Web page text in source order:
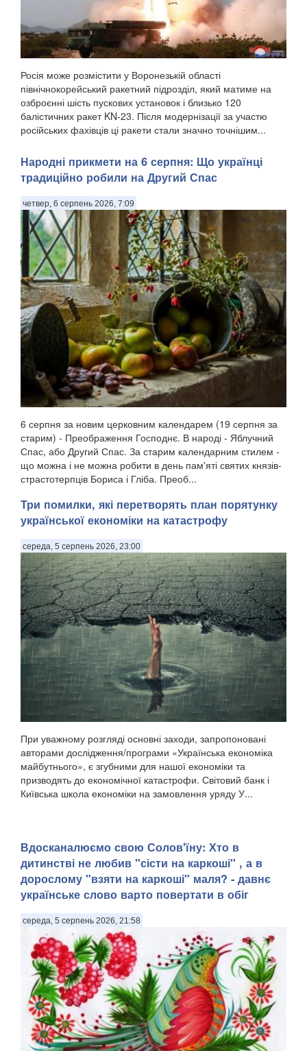
Росія може розмістити у Воронезькій області
північнокорейський ракетний підрозділ, який матиме на
озброєнні шість пускових установок і близько 120
балістичних ракет KN-23. Після модернізації за участю
російських фахівців ці ракети стали значно точнішим...
Народні прикмети на 6 серпня: Що українці
традиційно робили на Другий Спас
четвер, 6 серпень 2026, 7:09
6 серпня за новим церковним календарем (19 серпня за
старим) - Преображення Господнє. В народі - Яблучний
Спас, або Другий Спас. За старим календарним стилем -
що можна і не можна робити в день пам'яті святих князів-
страстотерпців Бориса і Гліба. Преоб...
Три помилки, які перетворять план порятунку
української економіки на катастрофу
середа, 5 серпень 2026, 23:00
При уважному розгляді основні заходи, запропоновані
авторами дослідження/програми «Українська економіка
майбутнього», є згубними для нашої економіки та
призводять до економічної катастрофи. Світовий банк і
Київська школа економіки на замовлення уряду У...
Вдосканалюємо свою Солов'їну: Хто в
дитинстві не любив "сісти на каркоші" , а в
дорослому "взяти на каркоші" маля? - давнє
українське слово варто повертати в обіг
середа, 5 серпень 2026, 21:58